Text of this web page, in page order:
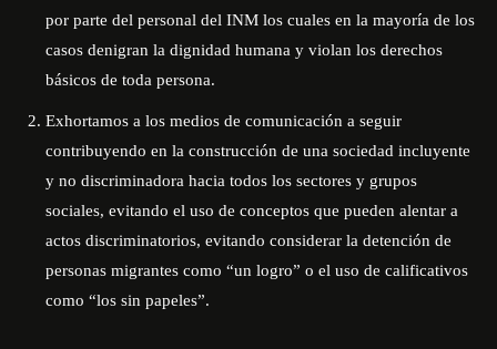
por parte del personal del INM los cuales en la mayoría de los
casos denigran la dignidad humana y violan los derechos
básicos de toda persona.
Exhortamos a los medios de comunicación a seguir
contribuyendo en la construcción de una sociedad incluyente
y no discriminadora hacia todos los sectores y grupos
sociales, evitando el uso de conceptos que pueden alentar a
actos discriminatorios, evitando considerar la detención de
personas migrantes como “un logro” o el uso de calificativos
como “los sin papeles”.